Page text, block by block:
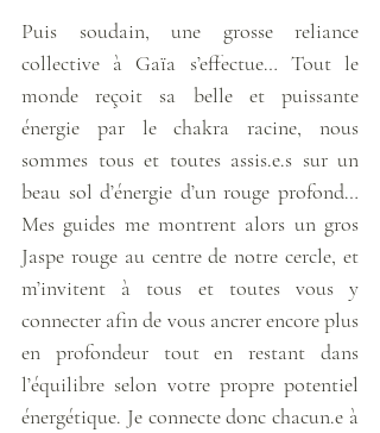
Puis soudain, une grosse reliance
collective à Gaïa s’effectue… Tout le
monde reçoit sa belle et puissante
énergie par le chakra racine, nous
sommes tous et toutes assis.e.s sur un
beau sol d’énergie d’un rouge profond…
Mes guides me montrent alors un gros
Jaspe rouge au centre de notre cercle, et
m’invitent à tous et toutes vous y
connecter afin de vous ancrer encore plus
en profondeur tout en restant dans
l’équilibre selon votre propre potentiel
énergétique. Je connecte donc chacun.e à